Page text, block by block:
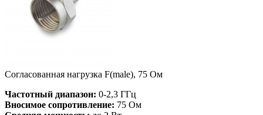
Согласованная нагрузка F(male), 75 Ом
Частотный диапазон: 0-2,3 ГГц
Вносимое сопротивление: 75 Ом